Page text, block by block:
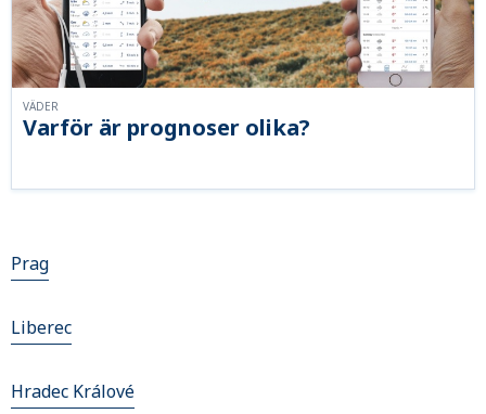
Varför är prognoser olika?
VÄDER
Prag
Liberec
Hradec Králové